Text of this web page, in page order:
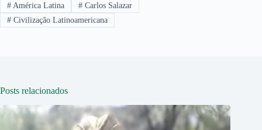
#América Latina #Carlos Salazar
#Civilização Latinoamericana
Posts relacionados